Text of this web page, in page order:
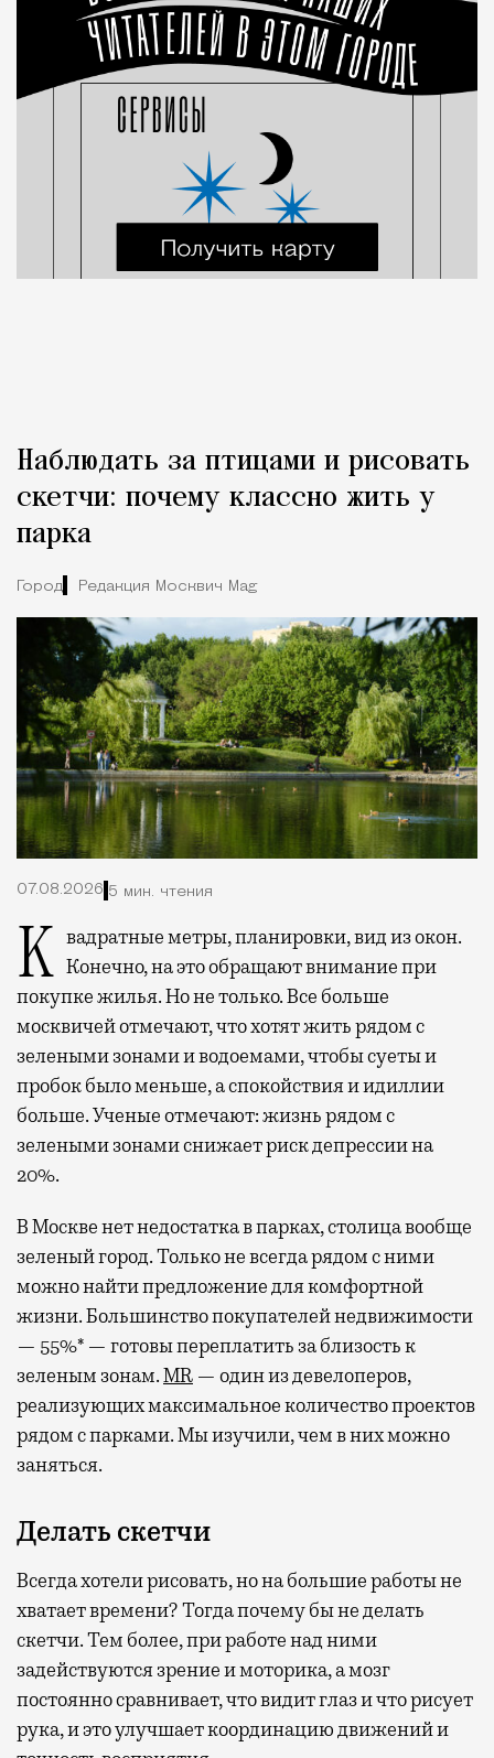
Наблюдать за птицами и рисовать
скетчи: почему классно жить у
парка
Город Редакция Москвич Mag
07.08.2026 5 мин. чтения
Квадратные метры, планировки, вид из окон. Конечно, на это обращают внимание при
покупке жилья. Но не только. Все больше
москвичей отмечают, что хотят жить рядом с
зелеными зонами и водоемами, чтобы суеты и
пробок было меньше, а спокойствия и идиллии
больше. Ученые отмечают: жизнь рядом с
зелеными зонами снижает риск депрессии на
20%.
В Москве нет недостатка в парках, столица вообще
зеленый город. Только не всегда рядом с ними
можно найти предложение для комфортной
жизни. Большинство покупателей недвижимости
— 55%* — готовы переплатить за близость к
зеленым зонам.MR — один из девелоперов,
реализующих максимальное количество проектов
рядом с парками. Мы изучили, чем в них можно
заняться.
Делать скетчи
Всегда хотели рисовать, но на большие работы не
хватает времени? Тогда почему бы не делать
скетчи. Тем более, при работе над ними
задействуются зрение и моторика, а мозг
постоянно сравнивает, что видит глаз и что рисует
рука, и это улучшает координацию движений и